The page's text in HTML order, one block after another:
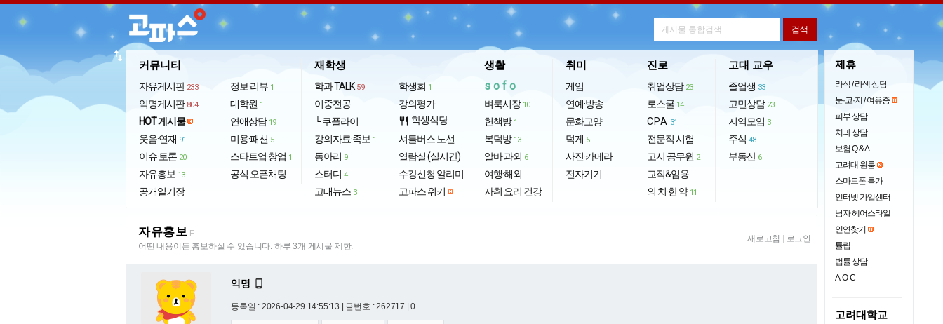
커뮤니티
자유게시판 233
익명게시판 804
HOT 게시물
웃음·연재 91
이슈·토론 20
자유홍보 13
공개일기장
정보·리뷰 1
대학원 1
연애상담 19
미용·패션 5
스타트업·창업 1
공식 오픈채팅
재학생
학과 TALK 59
이중전공
└ 쿠플라이
강의자료·족보 1
동아리 9
스터디 4
고대뉴스 3
학생회 1
강의평가
restaurant 학생식당
셔틀버스 노선
열람실 (실시간)
수강신청 알리미
고파스 위키
생활
sofo
벼룩시장 10
헌책방 1
복덕방 13
알바·과외 6
여행·해외
자취·요리·건강
취미
게임
연예·방송
문화교양
덕게 5
사진·카메라
전자기기
진로
취업상담 23
로스쿨 14
CPA 31
전문직 시험
고시·공무원 2
교직&임용
의·치·한·약 11
고대 교우
졸업생 33
고민상담 23
지역모임 3
주식 48
부동산 6
import_export
자유홍보 F
어떤 내용이든 홍보하실 수 있습니다. 하루 3개 게시물 제한.
새로고침 로그인
익명 
등록일 : 2026-04-29 14:55:13 | 글번호 : 262717 | 0
제휴
라식 / 라섹 상담
눈·코·지 / 여유증
피부 상담
치과 상담
보험 Q & A
고려대 원룸
스마트폰 특가
인터넷 가입센터
남자 헤어스타일
인연찾기
튤립
법률 상담
AOC
고려대학교